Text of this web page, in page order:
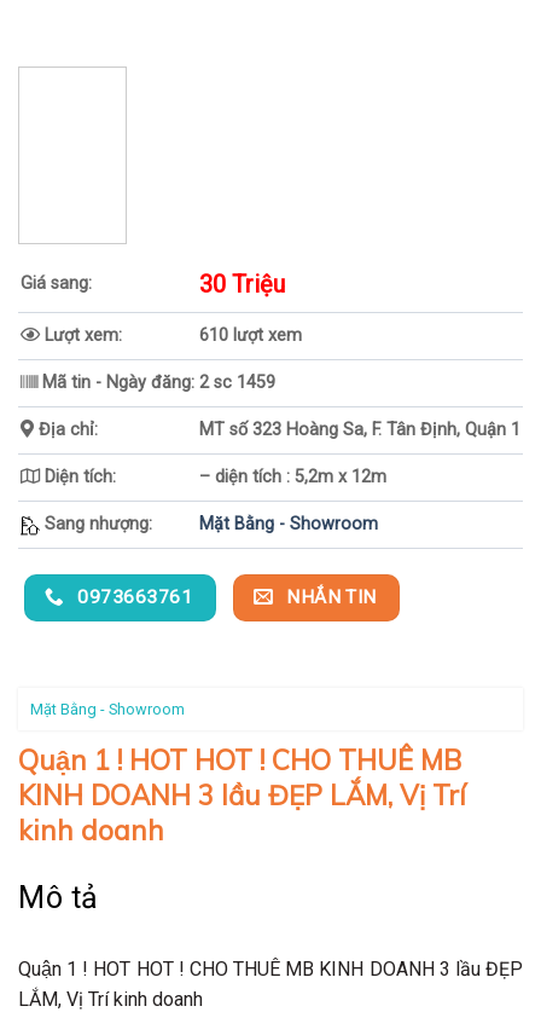
Giá sang: 30 Triệu
Lượt xem: 610 lượt xem
Mã tin - Ngày đăng: 2 sc 1459
Địa chỉ: MT số 323 Hoàng Sa, F. Tân Định, Quận 1
Diện tích: – diện tích : 5,2m x 12m
Sang nhượng: Mặt Bằng - Showroom
0973663761 NHẮN TIN
Mặt Bằng - Showroom
Quận 1 ! HOT HOT ! CHO THUÊ MB
KINH DOANH 3 lầu ĐẸP LẮM, Vị Trí
kinh doanh
Mô tả
Quận 1 ! HOT HOT ! CHO THUÊ MB KINH DOANH 3 lầu ĐẸP
LẮM, Vị Trí kinh doanh